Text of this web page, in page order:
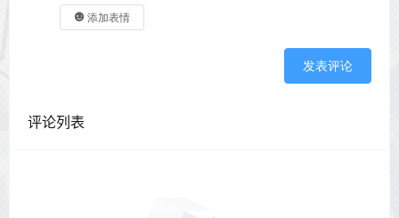
添加表情
发表评论
评论列表